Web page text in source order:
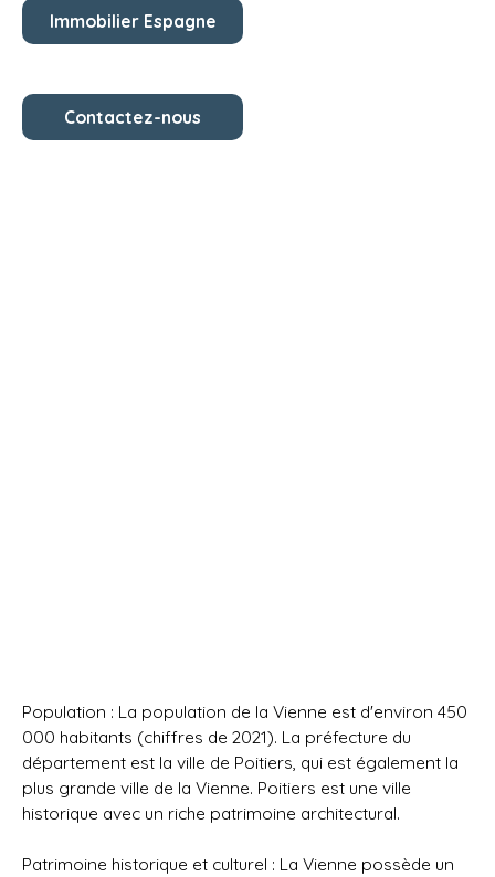
Immobilier Espagne
Contactez-nous
Population : La population de la Vienne est d'environ 450
000 habitants (chiffres de 2021). La préfecture du
département est la ville de Poitiers, qui est également la
plus grande ville de la Vienne. Poitiers est une ville
historique avec un riche patrimoine architectural.
Patrimoine historique et culturel : La Vienne possède un